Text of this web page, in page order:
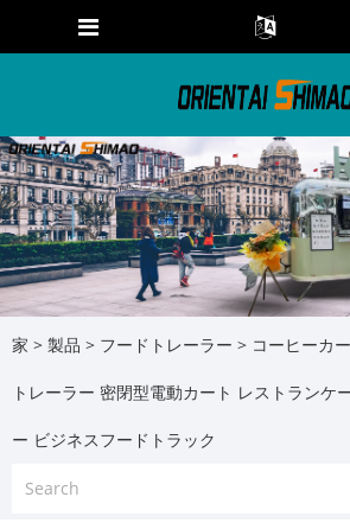
家 > 製品 > フードトレーラー > コーヒーカ
トレーラー 密閉型電動カート レストランケ
ー ビジネスフードトラック